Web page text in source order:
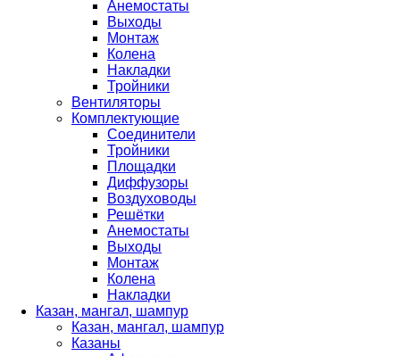
Анемостаты
Выходы
Монтаж
Колена
Накладки
Тройники
Вентиляторы
Комплектующие
Соединители
Тройники
Площадки
Диффузоры
Воздуховоды
Решётки
Анемостаты
Выходы
Монтаж
Колена
Накладки
Казан, мангал, шампур
Казан, мангал, шампур
Казаны